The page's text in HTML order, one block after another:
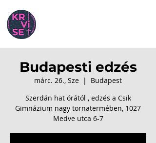
Budapesti edzés
márc. 26., Sze
  |
Budapest
Szerdán hat órától , edzés a Csik
Gimnázium nagy tornatermében, 1027
Medve utca 6-7